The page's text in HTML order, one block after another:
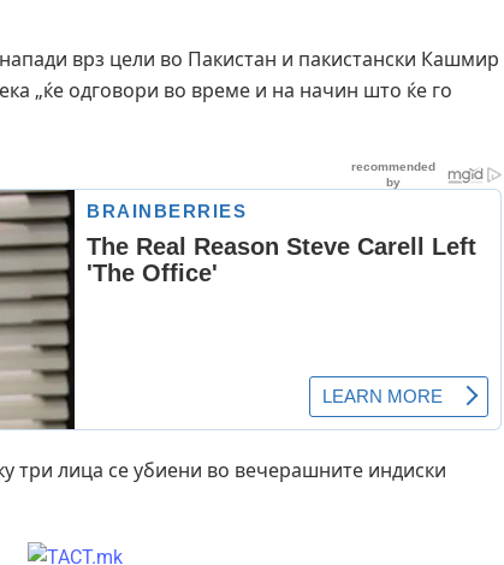
врз цели во Пакистан и пакистански Кашмир
„ќе одговори во време и на начин што ќе го
три лица се убиени во вечерашните индиски